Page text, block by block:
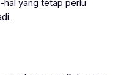
hal yang tetap perlu